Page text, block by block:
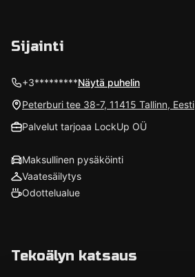
Sijainti
+3*********Näytä puhelin
Peterburi tee 38-7, 11415 Tallinn, Eesti
Palvelut tarjoaa LockUp OÜ
Maksullinen pysäköinti
Vaatesäilytys
Odottelualue
Tekoälyn katsaus